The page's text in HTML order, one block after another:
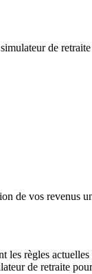
de
de vos revenus
règles
de retraite